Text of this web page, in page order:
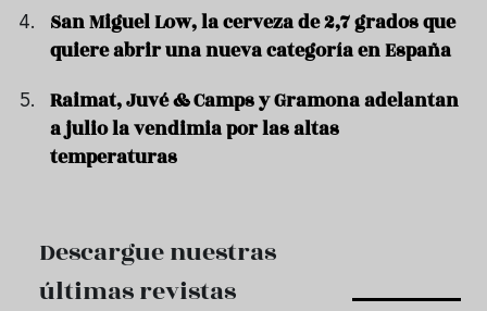
San Miguel Low, la cerveza de 2,7 grados que
quiere abrir una nueva categoría en España
Raimat, Juvé & Camps y Gramona adelantan
a julio la vendimia por las altas
temperaturas
Descargue nuestras
últimas revistas